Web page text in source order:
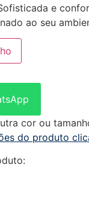
e
ao seu
cor ou
do produto